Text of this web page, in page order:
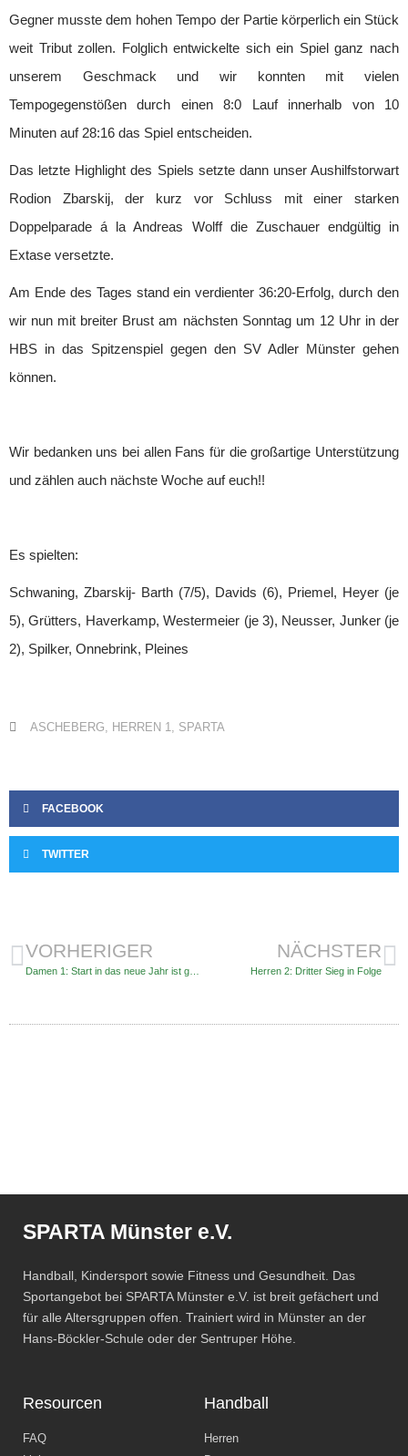
Gegner musste dem hohen Tempo der Partie körperlich ein Stück
weit Tribut zollen. Folglich entwickelte sich ein Spiel ganz nach
unserem Geschmack und wir konnten mit vielen
Tempogegenstößen durch einen 8:0 Lauf innerhalb von 10
Minuten auf 28:16 das Spiel entscheiden.
Das letzte Highlight des Spiels setzte dann unser Aushilfstorwart
Rodion Zbarskij, der kurz vor Schluss mit einer starken
Doppelparade á la Andreas Wolff die Zuschauer endgültig in
Extase versetzte.
Am Ende des Tages stand ein verdienter 36:20-Erfolg, durch den
wir nun mit breiter Brust am nächsten Sonntag um 12 Uhr in der
HBS in das Spitzenspiel gegen den SV Adler Münster gehen
können.
Wir bedanken uns bei allen Fans für die großartige Unterstützung
und zählen auch nächste Woche auf euch!!
Es spielten:
Schwaning, Zbarskij- Barth (7/5), Davids (6), Priemel, Heyer (je
5), Grütters, Haverkamp, Westermeier (je 3), Neusser, Junker (je
2), Spilker, Onnebrink, Pleines
ASCHEBERG, HERREN 1, SPARTA
FACEBOOK
TWITTER
VORHERIGER NÄCHSTER
Herren 2: Dritter Sieg in Folge
SPARTA Münster e.V.
Handball, Kindersport sowie Fitness und Gesundheit. Das
Sportangebot bei SPARTA Münster e.V. ist breit gefächert und
für alle Altersgruppen offen. Trainiert wird in Münster an der
Hans-Böckler-Schule oder der Sentruper Höhe.
Resourcen
FAQ
Handball
Herren